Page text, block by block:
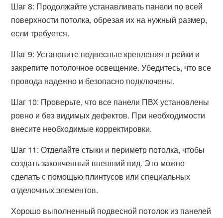
Шаг 8: Продолжайте устанавливать панели по всей
поверхности потолка, обрезая их на нужный размер,
если требуется.
Шаг 9: Установите подвесные крепления в рейки и
закрепите потолочное освещение. Убедитесь, что все
провода надежно и безопасно подключены.
Шаг 10: Проверьте, что все панели ПВХ установлены
ровно и без видимых дефектов. При необходимости
внесите необходимые корректировки.
Шаг 11: Отделайте стыки и периметр потолка, чтобы
создать законченный внешний вид. Это можно
сделать с помощью плинтусов или специальных
отделочных элементов.
Хорошо выполненный подвесной потолок из панелей